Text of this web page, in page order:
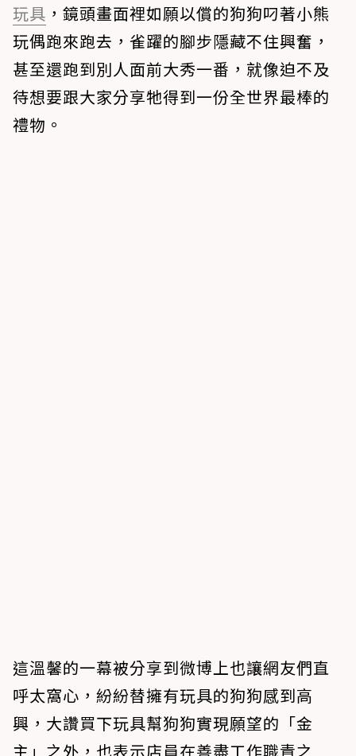
玩具 ，鏡頭畫面裡如願以償的狗狗叼著小熊
玩偶跑來跑去，雀躍的腳步隱藏不住興奮，
甚至還跑到別人面前大秀一番，就像迫不及
待想要跟大家分享牠得到一份全世界最棒的
禮物。
這溫馨的一幕被分享到微博上也讓網友們直
呼太窩心，紛紛替擁有玩具的狗狗感到高
興，大讚買下玩具幫狗狗實現願望的「金
主」之外，也表示店員在善盡工作職責之